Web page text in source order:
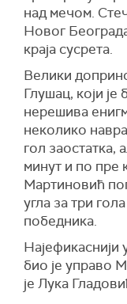
над мечом.
Новог
краја сусрета.
Велики
Глушац, који
нерешива
неколико
гол заостатка,
минут и по пре
Мартиновић
угла за три
победника.
био је управо
је Лука